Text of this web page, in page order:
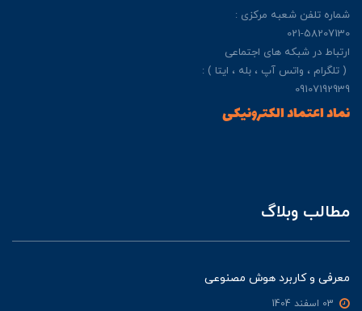
شماره تلفن شعبه مرکزی :
021-58207130
ارتباط در شبکه های اجتماعی
( تلگرام ، واتس آپ ، بله ، ایتا ) :
09107192939
نماد اعتماد الکترونیکی
مطالب وبلاگ
معرفی و کاربرد هوش مصنوعی